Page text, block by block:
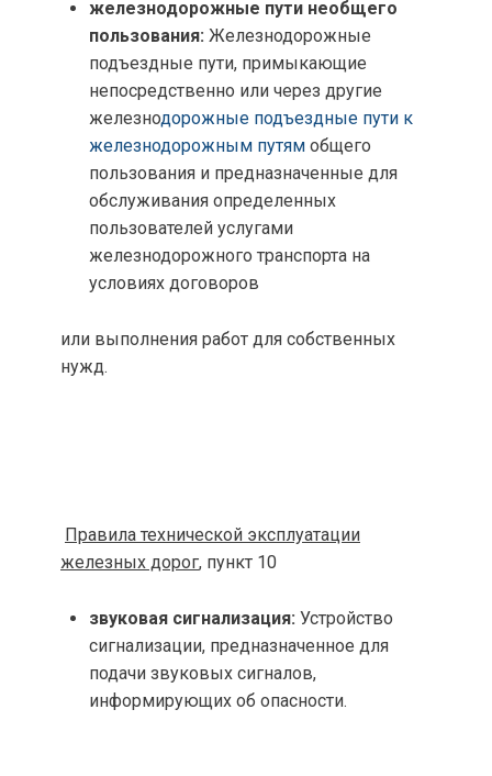
железнодорожные пути необщего
пользования: Железнодорожные
подъездные пути, примыкающие
непосредственно или через другие
железнодорожные подъездные пути к
железнодорожным путям общего
пользования и предназначенные для
обслуживания определенных
пользователей услугами
железнодорожного транспорта на
условиях договоров
или выполнения работ для собственных
нужд.
Правила технической эксплуатации
железных дорог, пункт 10
звуковая сигнализация: Устройство
сигнализации, предназначенное для
подачи звуковых сигналов,
информирующих об опасности.